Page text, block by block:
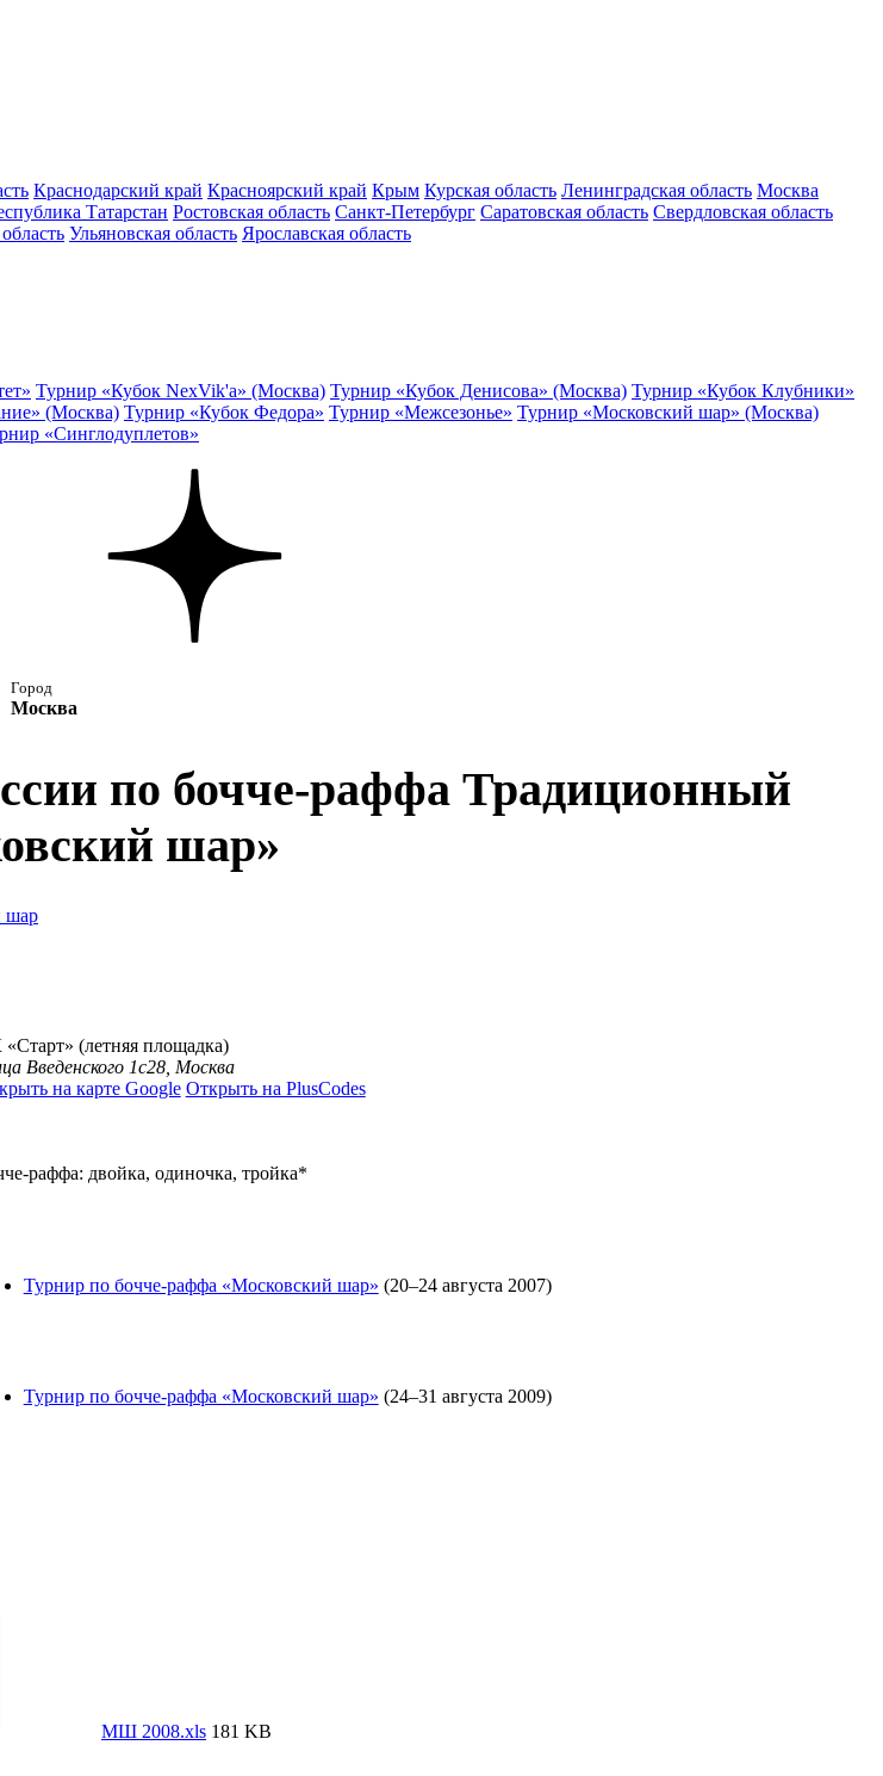
Краснодарский край Красноярский край Крым Курская область Ленинградская область Москва
Татарстан Ростовская область Санкт-Петербург Саратовская область Свердловская область
Ульяновская область Ярославская область
Турнир «Кубок NexVik'a» (Москва) Турнир «Кубок Денисова» (Москва) Турнир «Кубок Клубники»
(Москва) Турнир «Кубок Федора» Турнир «Межсезонье» Турнир «Московский шар» (Москва)
«Синглодуплетов»
Город
Москва
по бочче-раффа Традиционный
шар»
шар
(летняя площадка)
Введенского 1с28, Москва
на карте Google Открыть на PlusCodes
раффа: двойка, одиночка, тройка*
Турнир по бочче-раффа «Московский шар» (20–24 августа 2007)
Турнир по бочче-раффа «Московский шар» (24–31 августа 2009)
МШ 2008.xls 181 KB